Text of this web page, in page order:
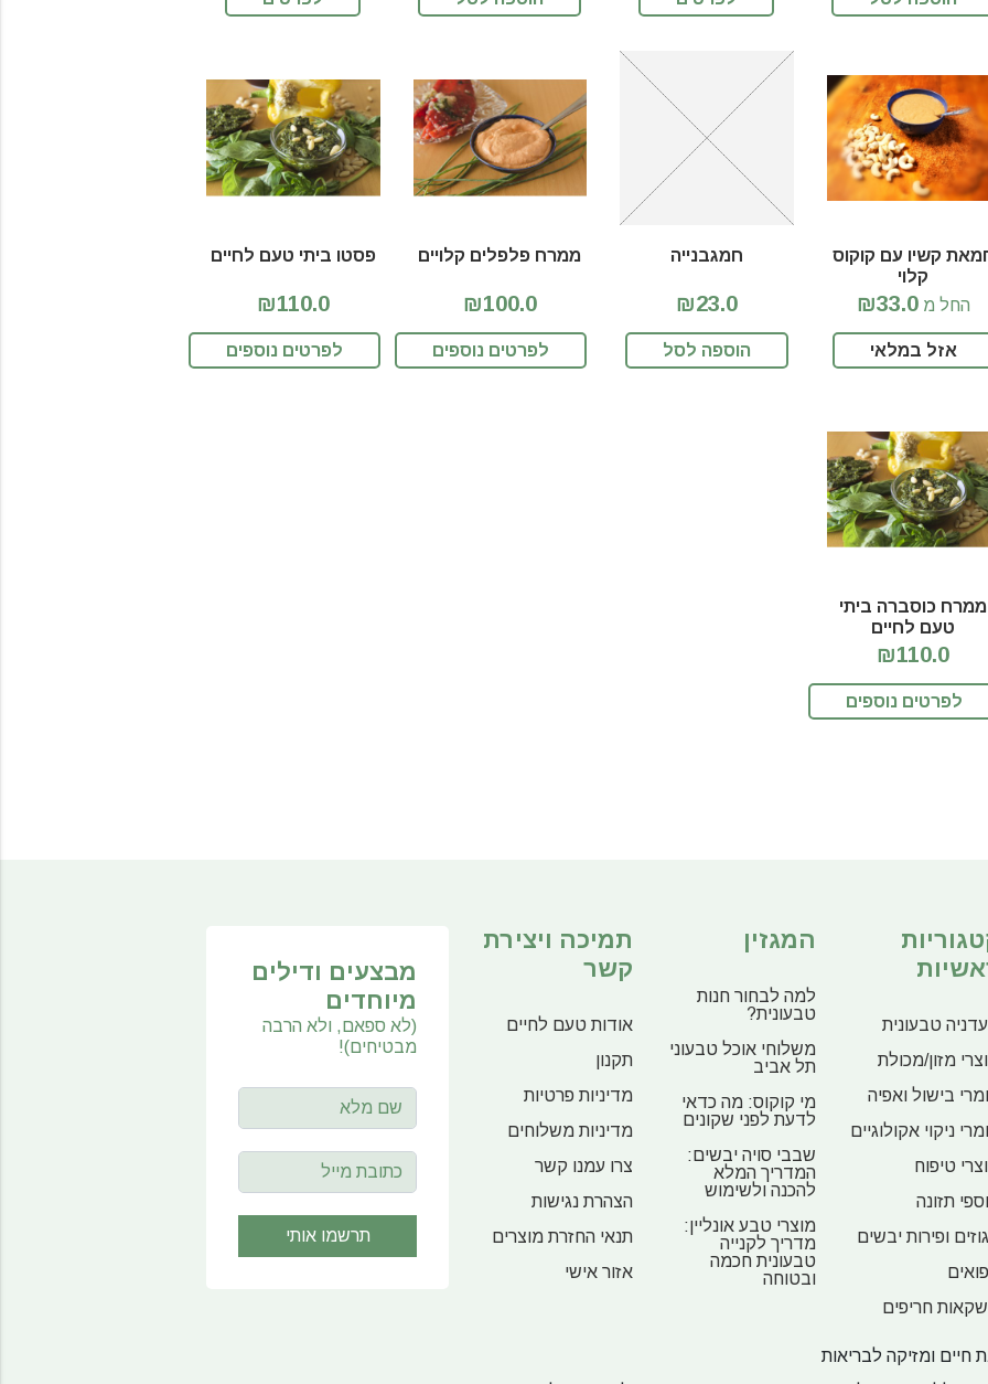
קשיו עם קוקוס
קלוי
החל מ₪33.0
אזל במלאי
חמגבנייה
₪23.0
הוספה לסל
ממרח פלפלים קלויים
₪100.0
לפרטים נוספים
פסטו ביתי טעם לחיים
₪110.0
לפרטים נוספים
ממרח כוסברה ביתי
טעם לחיים
₪110.0
לפרטים נוספים
טבעונית
מזון/מכולת
בישול ואפיה
ניקוי אקולוגיים
טיפוח
תזונה
ופירות יבשים
חריפים
המגזין
למה לבחור חנות
טבעונית?
משלוחי אוכל טבעוני
תל אביב
מי קוקוס: מה כדאי
לדעת לפני שקונים
שבבי סויה יבשים:
המדריך המלא
להכנה ולשימוש
מוצרי טבע אונליין:
מדריך לקנייה
טבעונית חכמה
ובטוחה
תמיכה ויצירת
קשר
אודות טעם לחיים
תקנון
מדיניות פרטיות
מדיניות משלוחים
צרו עמנו קשר
הצהרת נגישות
תנאי החזרת מוצרים
אזור אישי
מבצעים ודילים
מיוחדים
(לא ספאם, ולא הרבה
מבטיחים)!
חיים ומזיקה לבריאות